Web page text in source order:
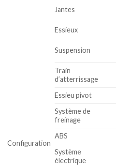
Configuration
Jantes
Essieux
Suspension
Train
d’atterrissage
Essieu pivot
Système de
freinage
ABS
Système
électrique